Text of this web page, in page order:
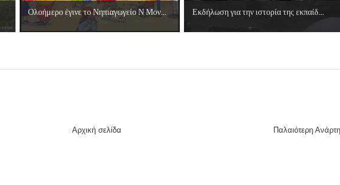
Ολοήμερο έγινε το Νηπιαγωγείο Ν Μον... Εκδήλωση για την ιστορία της εκπαίδ...
Παλαιότερη
Αρχική σελίδα